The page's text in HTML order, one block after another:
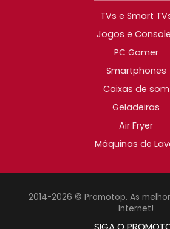
TVs e Smart
Jogos e
PC Gamer
Smartphones
Caixas de som
Geladeiras
Air Fryer
Máquinas de
2014-2026 © Promotop. As
Internet!